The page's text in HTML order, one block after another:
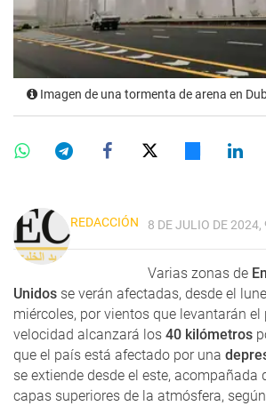
Imagen de una tormenta de arena en
REDACCIÓN 8 DE JULIO DE 2024,
Varias zonas de
Unidos se verán afectadas, desde el
miércoles, por vientos que levantarán el
velocidad alcanzará los 40 kilómetros
que el país está afectado por una
se extiende desde el este, acompañada
capas superiores de la atmósfera,